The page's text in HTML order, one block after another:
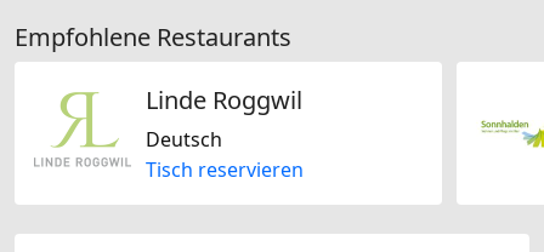
Empfohlene Restaurants
Linde Roggwil
Deutsch
Tisch reservieren